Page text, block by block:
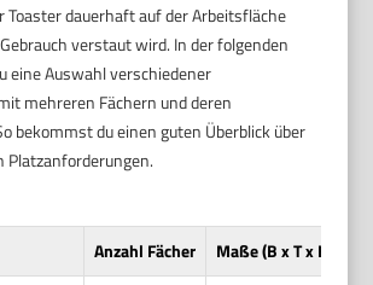
Toaster dauerhaft auf der Arbeitsfläche
verstaut wird. In der folgenden
eine Auswahl verschiedener
mehreren Fächern und deren
bekommst du einen guten Überblick über
Platzanforderungen.
Anzahl Fächer
Maße (B x T x H in